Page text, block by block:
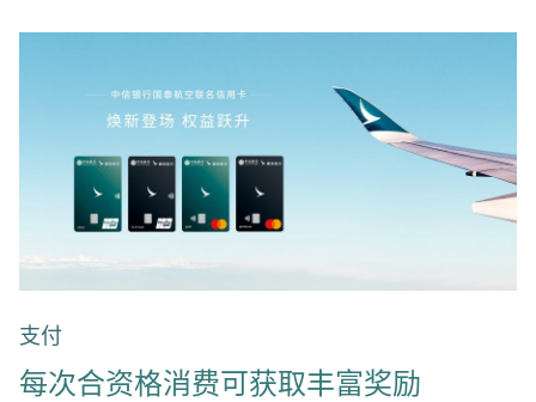
支付
每次合资格消费可获取丰富奖励